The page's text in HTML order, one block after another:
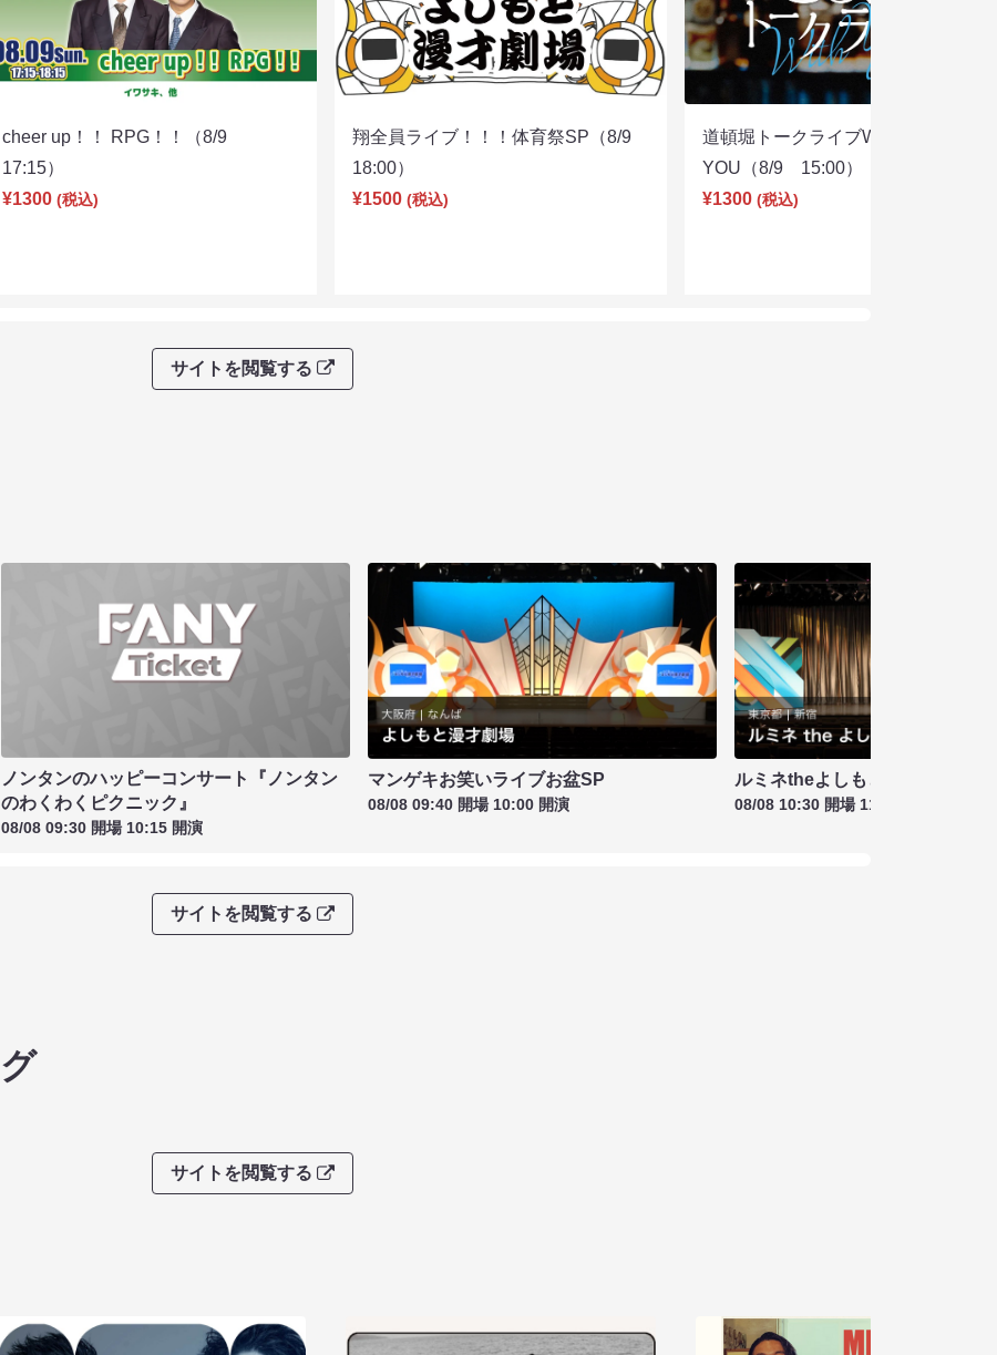
cheer up！！ RPG！！（8/9
17:15）
¥1300 (税込)
翔全員ライブ！！！体育祭SP（8/9
18:00）
¥1500 (税込)
道頓堀トークライブWITH
YOU（8/9 15:00）
¥1300 (税込)
サイトを閲覧する
ノンタンのハッピーコンサート『ノンタン
のわくわくピクニック』
08/08 09:30 開場 10:15 開演
マンゲキお笑いライブお盆SP
08/08 09:40 開場 10:00 開演
ルミネtheよしもと お盆特別興行
08/08 10:30 開場 11:00 開演
サイトを閲覧する
サイトを閲覧する